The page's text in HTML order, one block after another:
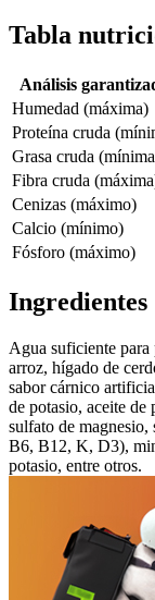
Tabla
Análisis
Humedad (máxima)
Proteína cruda
Grasa cruda
Fibra cruda
Cenizas (máximo)
Calcio (mínimo)
Fósforo (máximo)
Ingredientes
Agua suficiente para
arroz, hígado de
sabor cárnico
de potasio, aceite de
sulfato de
B6, B12, K, D3),
potasio, entre otros.